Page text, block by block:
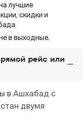
лучшие
скидки и
в выходные.
рейс или
в Ашхабад с
двумя